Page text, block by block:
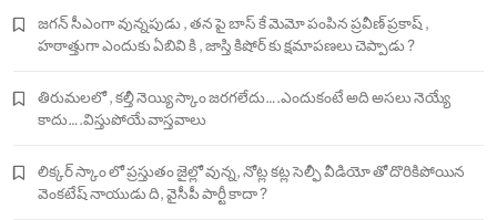
జగన్ సీఎంగా వున్నపుడు , తన పై బాస్ కే మెమో పంపిన ప్రవీణ్ ప్రకాష్ ,
హఠాత్తుగా ఎందుకు ఏబివి కి , జాస్తి కిషోర్ కు క్షమాపణలు చెప్పాడు ?
తిరుమలలో , కల్తీ నెయ్యి స్కాం జరగలేదు….ఎందుకంటే అది అసలు నెయ్యే
కాదు….విస్తుపోయే వాస్తవాలు
లిక్కర్ స్కాం లో ప్రస్తుతం జైల్లో వున్న, నోట్ల కట్ల సెల్ఫీ వీడియో తో దొరికిపోయిన
వెంకటేష్ నాయుడు ది, వైసీపీ పార్టీ కాదా ?